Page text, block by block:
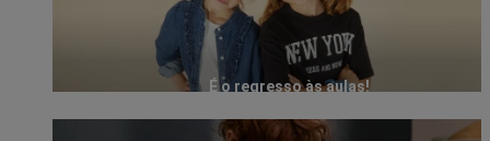
É o regresso às aulas!